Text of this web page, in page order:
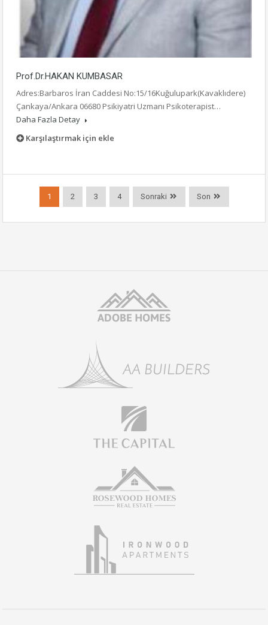
Prof.Dr.HAKAN KUMBASAR
Adres:Barbaros İran Caddesi No:15/16Kuğulupark(Kavaklıdere)
Çankaya/Ankara 06680 Psikiyatri Uzmanı Psikoterapist…
Daha Fazla Detay
Karşılaştırmak için ekle
1 2 3 4 Sonraki Son